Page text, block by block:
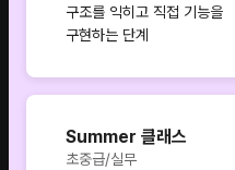
구조를 익히고 직접 기능을
구현하는 단계
Summer 클래스
초중급/실무